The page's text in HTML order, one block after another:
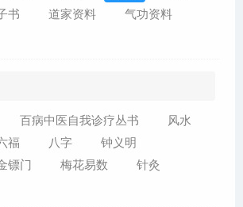
书
道家资料
气功资料
百病中医自我诊疗丛书
风水
福 八字
钟义明
镖门 梅花易数
针灸